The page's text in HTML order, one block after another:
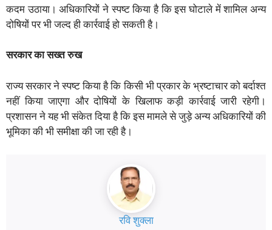
कदम उठाया। अधिकारियों ने स्पष्ट किया है कि इस घोटाले में शामिल अन्य
दोषियों पर भी जल्द ही कार्रवाई हो सकती है।
सरकार का सख्त रुख
राज्य सरकार ने स्पष्ट किया है कि किसी भी प्रकार के भ्रष्टाचार को बर्दाश्त
नहीं किया जाएगा और दोषियों के खिलाफ कड़ी कार्रवाई जारी रहेगी।
प्रशासन ने यह भी संकेत दिया है कि इस मामले से जुड़े अन्य अधिकारियों की
भूमिका की भी समीक्षा की जा रही है।
रवि शुक्ला